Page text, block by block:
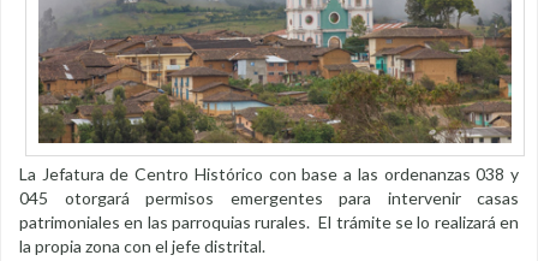
La Jefatura de Centro Histórico con base a las ordenanzas 038 y
045 otorgará permisos emergentes para intervenir casas
patrimoniales en las parroquias rurales. El trámite se lo realizará en
la propia zona con el jefe distrital.